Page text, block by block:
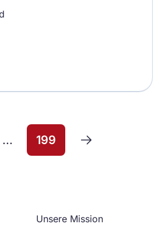
... 199
Unsere Mission